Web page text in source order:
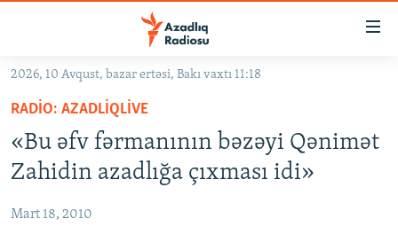
Əsas
qayıt
Əsas
naviqasiyaya
qayıt
GÜNDƏM
KORRUPSIOMETR
FƏRQƏ BAX
2026, 10 Avqust, bazar ertəsi, Bakı vaxtı 11:18
RADIO: AZADLIQLIVE
«Bu əfv fərmanının bəzəyi Qənimət
Zahidin azadlığa çıxması idi»
Mart 18, 2010